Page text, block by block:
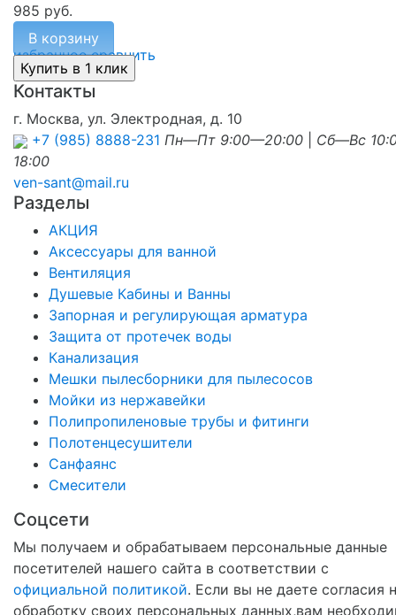
избранное сравнить
985 руб.
В корзину
Контакты
г. Москва, ул. Электродная, д. 10
+7 (985) 8888-231 Пн—Пт 9:00—20:00
Сб—Вс
18:00
ven-sant@mail.ru
Разделы
АКЦИЯ
Аксессуары для ванной
Вентиляция
Душевые Кабины и Ванны
Запорная и регулирующая арматура
Защита от протечек воды
Канализация
Мешки пылесборники для пылесосов
Мойки из нержавейки
Полипропиленовые трубы и фитинги
Полотенцесушители
Санфаянс
Смесители
Соцсети
Мы получаем и обрабатываем персональные данные
посетителей нашего сайта в соответствии с
официальной политикой. Если вы не даете согласия
обработку своих персональных данных,вам